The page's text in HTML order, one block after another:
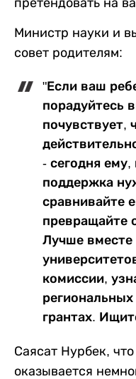
Министр науки и
совет родителям:
"Если ваш
порадуйтесь
почувствует,
- сегодня
поддержка
сравнивайте
превращайте
Лучше вместе
комиссии,
грантах.
Саясат Нурбек,
оказывается